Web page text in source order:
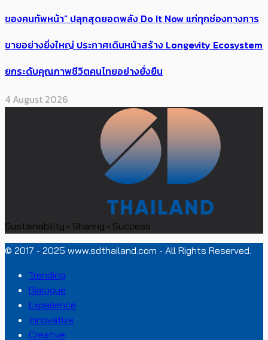
ของคนทัพหน้า” ปลุกสุดยอดพลัง Do It Now แก่ทุกช่องทางการ
ขายอย่างยิ่งใหญ่ ประกาศเดินหน้าสร้าง Longevity Ecosystem
ยกระดับคุณภาพชีวิตคนไทยอย่างยั่งยืน
4 August 2026
Sustainability • Sharing • Success
© 2017 - 2025 www.sdthailand.com - All Rights Reserved.
Trending
Dialogue
Experience
Innovative
Creative